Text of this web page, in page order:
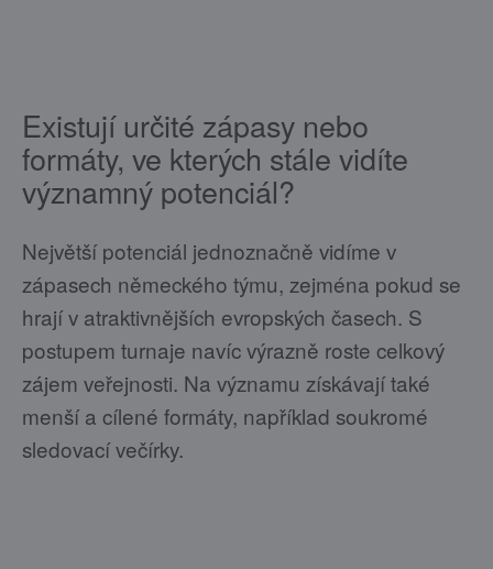
Existují určité zápasy nebo
formáty, ve kterých stále vidíte
významný potenciál?
Největší potenciál jednoznačně vidíme v
zápasech německého týmu, zejména pokud se
hrají v atraktivnějších evropských časech. S
postupem turnaje navíc výrazně roste celkový
zájem veřejnosti. Na významu získávají také
menší a cílené formáty, například soukromé
sledovací večírky.